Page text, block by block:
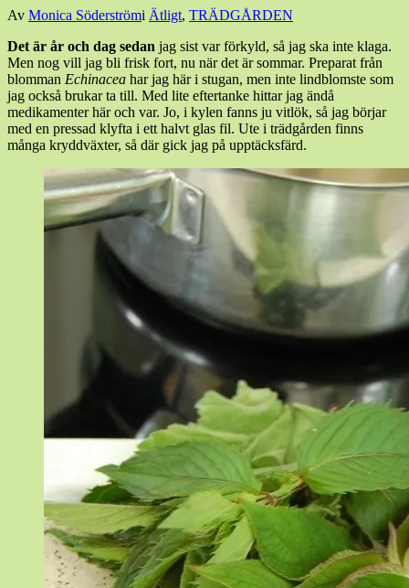
Den
juli,
2014
Av Monica Söderströmi Ätligt, TRÄDGÅRDEN
Det är år och dag sedan jag sist var förkyld, så jag ska inte klaga.
Men nog vill jag bli frisk fort, nu när det är sommar. Preparat från
blomman Echinacea har jag här i stugan, men inte lindblomste som
jag också brukar ta till. Med lite eftertanke hittar jag ändå
medikamenter här och var. Jo, i kylen fanns ju vitlök, så jag börjar
med en pressad klyfta i ett halvt glas fil. Ute i trädgården finns
många kryddväxter, så där gick jag på upptäcksfärd.